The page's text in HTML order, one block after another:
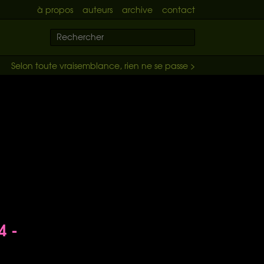
à propos auteurs archive contact
Selon toute vraisemblance, rien ne se passe >
-